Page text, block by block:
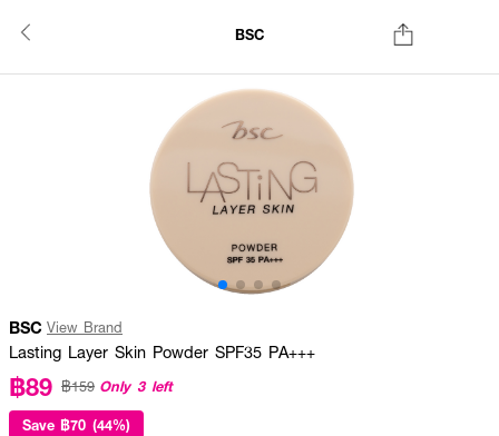
BSC
BSC View Brand
Lasting Layer Skin Powder SPF35 PA+++
฿89 ฿159 Only 3 left
Save ฿70 (44%)